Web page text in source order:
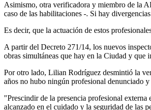
Asimismo, otra verificadora y miembro de la
caso de las habilitaciones -. Si hay
Es decir, que la actuación de estos
A partir del Decreto 271/14, los nuevos
obras simultáneas que hay en la Ciudad y que
Por otro lado, Lilian Rodríguez desmintió la
años no hubo ningún profesional denunciado
"Prescindir de la presencia profesional
alcanzado en el cuidado y la seguridad de las